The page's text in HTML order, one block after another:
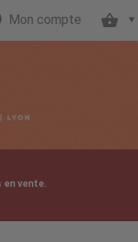
Mon compte
vente.